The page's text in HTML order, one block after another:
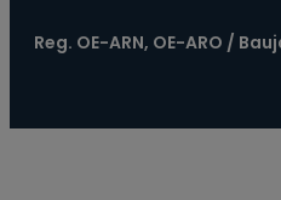
Reg. OE-ARN, OE-ARO /